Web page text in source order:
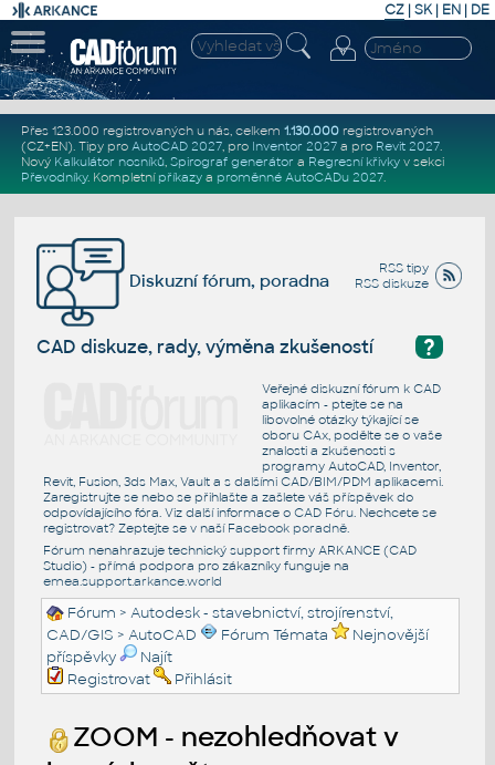
CZ | SK| EN | DE
Přes 123.000 registrovaných u nás, celkem 1.130.000registrovaných
(CZ+EN). Tipy pro AutoCAD 2027, pro Inventor 2027a pro Revit 2027.
Nový Kalkulátor nosníků, Spirograf generátor a Regresní křivkyv sekci
Převodníky. Kompletní příkazya proměnné AutoCADu 2027.
RSS tipy
RSS diskuze
Diskuzní fórum, poradna
?
CAD diskuze, rady, výměna zkušeností
Veřejné diskuzní fórum k CAD
aplikacím - ptejte se na
libovolné otázky týkající se
oboru CAx, podělte se o vaše
znalosti a zkušenosti s
programy AutoCAD, Inventor,
Revit, Fusion, 3ds Max, Vault a s dalšími CAD/BIM/PDM aplikacemi.
Zaregistrujte se nebo se přihlašte a zašlete váš příspěvek do
odpovídajícího fóra. Viz další informace o CAD Fóru. Nechcete se
registrovat? Zeptejte se v naší Facebook poradně.
Fórum nenahrazuje technický support firmy ARKANCE (CAD
Studio) - přímá podpora pro zákazníky funguje na
emea.support.arkance.world
Fórum >Autodesk - stavebnictví, strojírenství,
CAD/GIS >AutoCAD Fórum Témata
Nejnovější
příspěvky
Najít
Registrovat
Přihlásit
ZOOM - nezohledňovat v